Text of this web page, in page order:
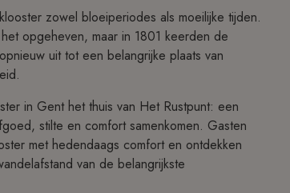
zowel bloeiperiodes als moeilijke tijden.
het opgeheven, maar in 1801 keerden de
uit tot een belangrijke plaats van
in Gent het thuis van Het Rustpunt: een
stilte en comfort samenkomen. Gasten
met hedendaags comfort en ontdekken
van de belangrijkste